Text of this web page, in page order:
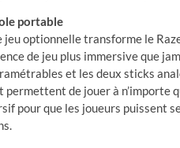
portable
jeu optionnelle transforme le
de jeu plus immersive que
et les deux sticks
de jouer à n’importe
pour que les joueurs puissent